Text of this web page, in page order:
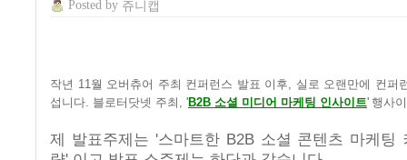
Posted by 쥬니캡
작년 11월 오버츄어 주최 컨퍼런스 발표 이후, 실로 오랜만에 컨퍼
섭니다. 블로터닷넷 주최, 'B2B 소셜 미디어 마케팅 인사이트' 행사
제 발표주제는 '스마트한 B2B 소셜 콘텐츠 마케팅